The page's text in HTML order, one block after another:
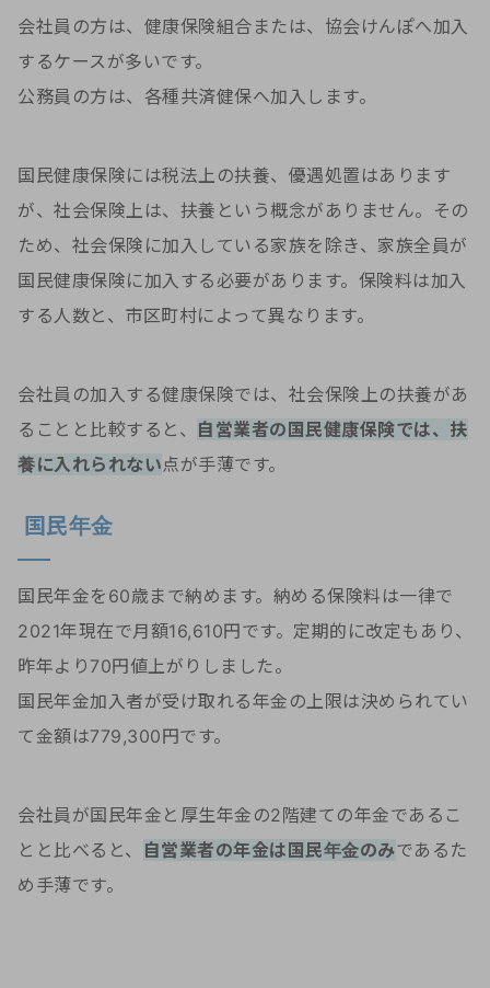
会社員の方は、健康保険組合または、協会けんぽへ加入
するケースが多いです。
公務員の方は、各種共済健保へ加入します。
国民健康保険には税法上の扶養、優遇処置はあります
が、社会保険上は、扶養という概念がありません。その
ため、社会保険に加入している家族を除き、家族全員が
国民健康保険に加入する必要があります。保険料は加入
する人数と、市区町村によって異なります。
会社員の加入する健康保険では、社会保険上の扶養があ
ることと比較すると、 自営業者の国民健康保険では、扶
養に入れられない点が手薄です。
国民年金
国民年金を60歳まで納めます。納める保険料は一律で
2021年現在で月額16,610円です。定期的に改定もあり、
昨年より70円値上がりしました。
国民年金加入者が受け取れる年金の上限は決められてい
て金額は779,300円です。
会社員が国民年金と厚生年金の2階建ての年金であるこ
とと比べると、
自営業者の年金は国民年金のみであるた
め手薄です。